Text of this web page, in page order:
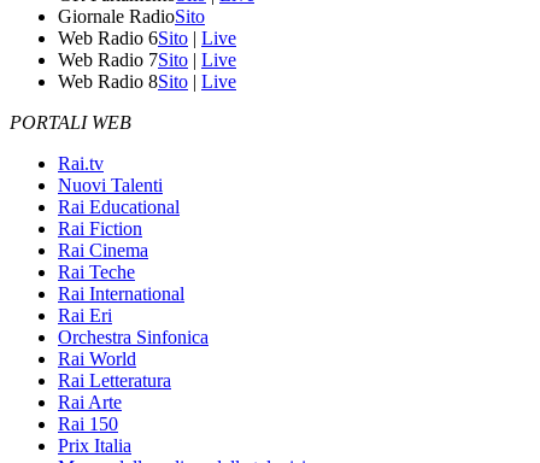
Giornale RadioSito
Web Radio 6Sito | Live
Web Radio 7Sito | Live
Web Radio 8Sito | Live
PORTALI WEB
Rai.tv
Nuovi Talenti
Rai Educational
Rai Fiction
Rai Cinema
Rai Teche
Rai International
Rai Eri
Orchestra Sinfonica
Rai World
Rai Letteratura
Rai Arte
Rai 150
Prix Italia